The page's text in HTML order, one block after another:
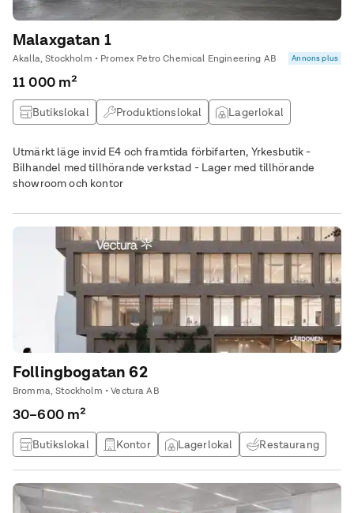
Malaxgatan 1
Akalla, Stockholm • Promex Petro Chemical Engineering AB Annons plus
11 000 m²
Butikslokal Produktionslokal
Lagerlokal
Utmärkt läge invid E4 och framtida förbifarten, Yrkesbutik -
Bilhandel med tillhörande verkstad - Lager med tillhörande
showroom och kontor
Follingbogatan 62
Bromma, Stockholm • Vectura AB
30–600 m²
Butikslokal Kontor Lagerlokal Restaurang